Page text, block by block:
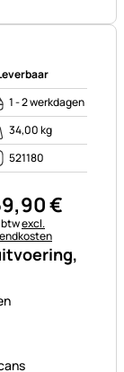
1 - 2 werkdagen
34,00 kg
521180
,90€
btwexcl.